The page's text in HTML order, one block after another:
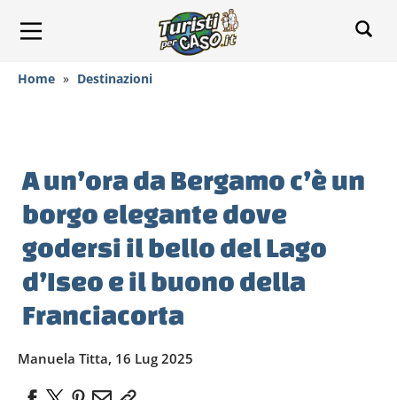
Home » Destinazioni
A un’ora da Bergamo c’è un
borgo elegante dove
godersi il bello del Lago
d’Iseo e il buono della
Franciacorta
Manuela Titta, 16 Lug 2025